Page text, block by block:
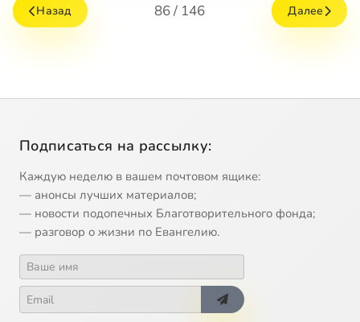
Назад 86 / 146 Далее
Подписаться на рассылку:
Каждую неделю в вашем почтовом ящике:
— анонсы лучших материалов;
— новости подопечных Благотворительного фонда;
— разговор о жизни по Евангелию.